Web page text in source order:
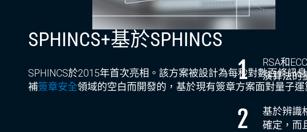
SPHINCS+基於SPHINCS
SPHINCS於2015年首次亮相。該方案被設計為每秒對數百條訊
補簽章安全領域的空白而開發的，基於現有簽章方案面對量子運
RSA和
演算法的
基於辨識
確定，而